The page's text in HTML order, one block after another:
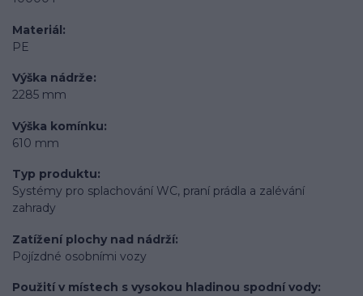
Materiál
PE
Výška nádrže
2285 mm
Výška komínku
610 mm
Typ produktu
Systémy pro splachování WC, praní prádla a zalévání
zahrady
Zatížení plochy nad nádrží
Pojízdné osobními vozy
Použití v místech s vysokou hladinou spodní vody